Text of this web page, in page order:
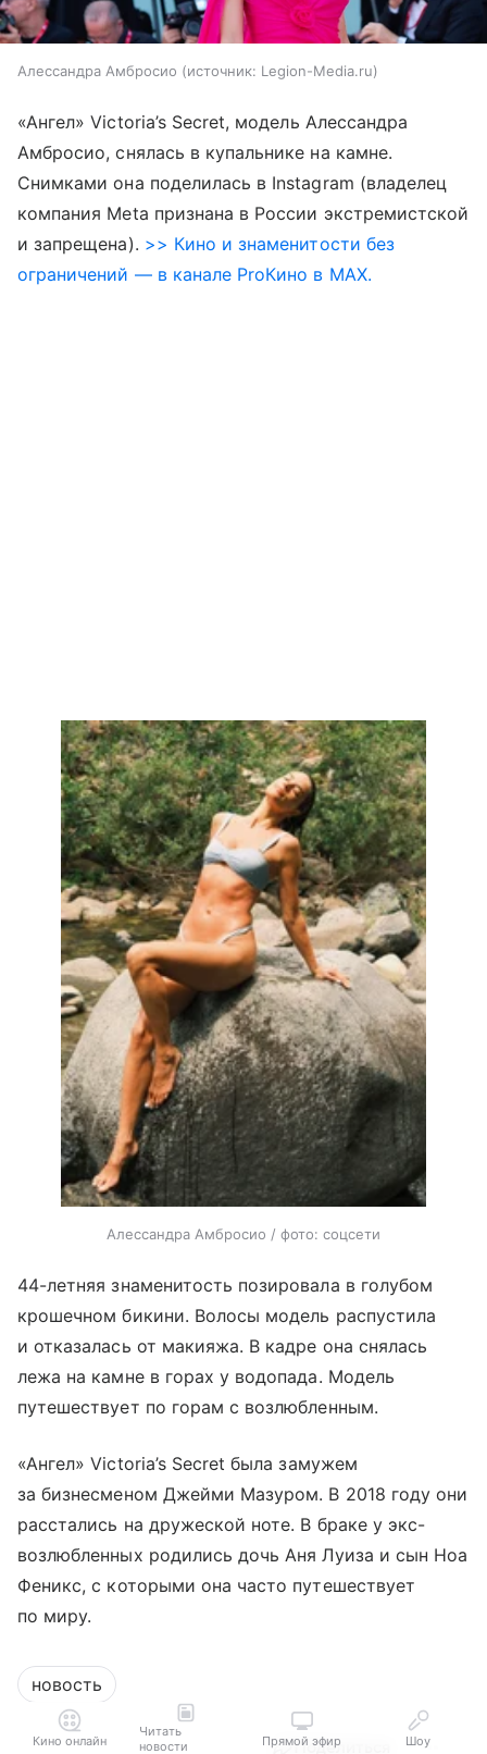
Алессандра Амбросио источник: Legion-Media.ru
«Ангел» Victoria’s Secret, модель Алессандра
Амбросио, снялась в купальнике на камне.
Снимками она поделилась в Instagram (владелец
компания Meta признана в России экстремистской
и запрещена). >> Кино и знаменитости без
ограничений — в канале ProКино в MAX.
Алессандра Амбросио / фото: соцсети
44-летняя знаменитость позировала в голубом
крошечном бикини. Волосы модель распустила
и отказалась от макияжа. В кадре она снялась
лежа на камне в горах у водопада. Модель
путешествует по горам с возлюбленным.
«Ангел» Victoria’s Secret была замужем
за бизнесменом Джейми Мазуром. В 2018 году они
расстались на дружеской ноте. В браке у экс-
возлюбленных родились дочь Аня Луиза и сын Ноа
Феникс, с которыми она часто путешествует
по миру.
новость
Поделиться
Кино онлайн
Читать
новости
Прямой эфир Шоу